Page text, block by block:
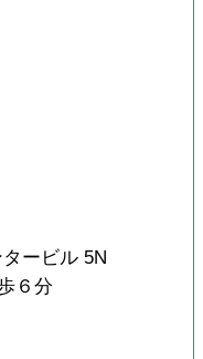
ービル 5N
６分